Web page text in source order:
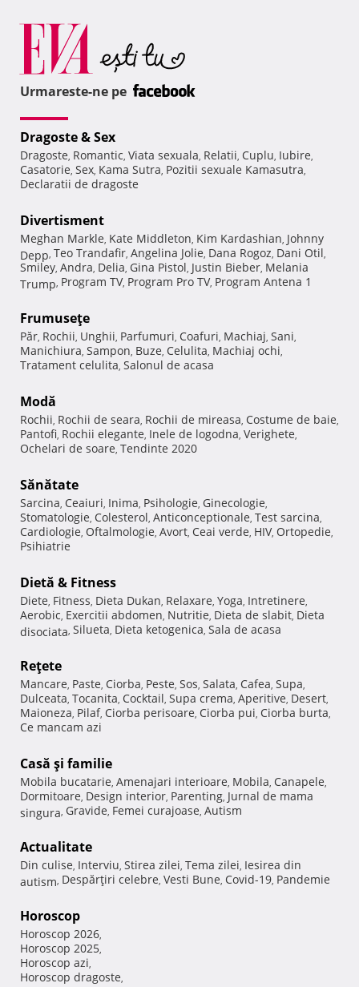
Urmareste-ne pe
Dragoste & Sex
Dragoste, Romantic, Viata sexuala, Relatii, Cuplu, Iubire,
Casatorie, Sex, Kama Sutra, Pozitii sexuale Kamasutra,
Declaratii de dragoste
Divertisment
Meghan Markle, Kate Middleton, Kim Kardashian, Johnny
Depp, Teo Trandafir, Angelina Jolie, Dana Rogoz, Dani Otil,
Smiley, Andra, Delia, Gina Pistol, Justin Bieber, Melania
Trump, Program TV, Program Pro TV, Program Antena 1
Frumuseţe
Păr, Rochii, Unghii, Parfumuri, Coafuri, Machiaj, Sani,
Manichiura, Sampon, Buze, Celulita, Machiaj ochi,
Tratament celulita, Salonul de acasa
Modă
Rochii, Rochii de seara, Rochii de mireasa, Costume de baie,
Pantofi, Rochii elegante, Inele de logodna, Verighete,
Ochelari de soare, Tendinte 2020
Sănătate
Sarcina, Ceaiuri, Inima, Psihologie, Ginecologie,
Stomatologie, Colesterol, Anticonceptionale, Test sarcina,
Cardiologie, Oftalmologie, Avort, Ceai verde, HIV, Ortopedie,
Psihiatrie
Dietă & Fitness
Diete, Fitness, Dieta Dukan, Relaxare, Yoga, Intretinere,
Aerobic, Exercitii abdomen, Nutritie, Dieta de slabit, Dieta
disociata, Silueta, Dieta ketogenica, Sala de acasa
Reţete
Mancare, Paste, Ciorba, Peste, Sos, Salata, Cafea, Supa,
Dulceata, Tocanita, Cocktail, Supa crema, Aperitive, Desert,
Maioneza, Pilaf, Ciorba perisoare, Ciorba pui, Ciorba burta,
Ce mancam azi
Casă şi familie
Mobila bucatarie, Amenajari interioare, Mobila, Canapele,
Dormitoare, Design interior, Parenting, Jurnal de mama
singura, Gravide, Femei curajoase, Autism
Actualitate
Din culise, Interviu, Stirea zilei, Tema zilei, Iesirea din
autism, Despărţiri celebre, Vesti Bune, Covid-19, Pandemie
Horoscop
Horoscop 2026,
Horoscop 2025,
Horoscop azi,
Horoscop dragoste,